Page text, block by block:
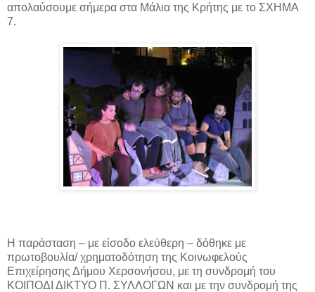
απολαύσουμε σήμερα στα Μάλια της Κρήτης με το ΣΧΗΜΑ
7.
Η παράσταση – με είσοδο ελεύθερη – δόθηκε με
πρωτοβουλία/ χρηματοδότηση της Κοινωφελούς
Επιχείρησης Δήμου Χερσονήσου, με τη συνδρομή του
ΚΟΙΠΟΔΙ ΔΙΚΤΥΟ Π. ΣΥΛΛΟΓΩΝ και με την συνδρομή της